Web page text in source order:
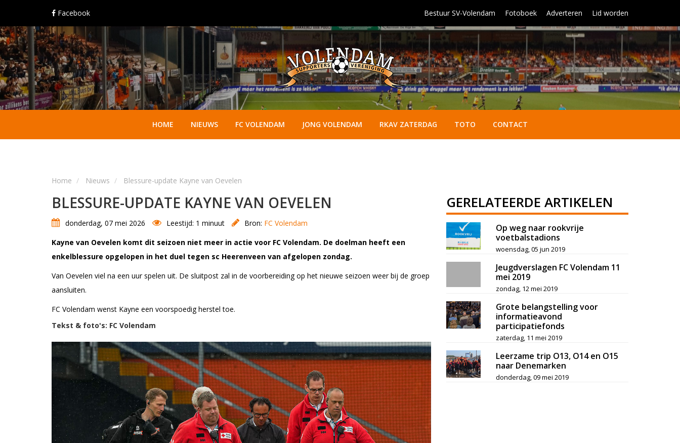
Facebook Bestuur SV-Volendam Fotoboek Adverteren Lid worden
HOME NIEUWS FC VOLENDAM JONG VOLENDAM RKAV ZATERDAG TOTO CONTACT
Home Nieuws Blessure-update Kayne van Oevelen
BLESSURE-UPDATE KAYNE VAN OEVELEN
donderdag, 07 mei 2026 Leestijd: 1 minuut Bron: FC Volendam
Kayne van Oevelen komt dit seizoen niet meer in actie voor FC Volendam. De doelman heeft een
enkelblessure opgelopen in het duel tegen sc Heerenveen van afgelopen zondag.
Van Oevelen viel na een uur spelen uit. De sluitpost zal in de voorbereiding op het nieuwe seizoen weer bij de groep
aansluiten.
FC Volendam wenst Kayne een voorspoedig herstel toe.
Tekst & foto's: FC Volendam
GERELATEERDE ARTIKELEN
Op weg naar rookvrije
voetbalstadions
woensdag, 05 jun 2019
Jeugdverslagen FC Volendam 11
mei 2019
zondag, 12 mei 2019
Grote belangstelling voor
informatieavond
participatiefonds
zaterdag, 11 mei 2019
Leerzame trip O13, O14 en O15
naar Denemarken
donderdag, 09 mei 2019